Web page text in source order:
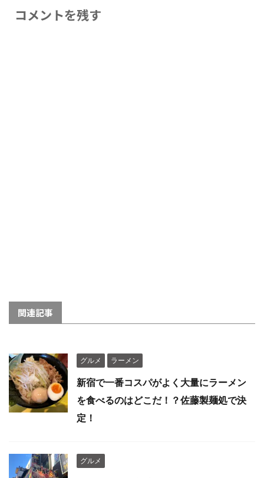
コメントを残す
関連記事
グルメ ラーメン
新宿で一番コスパがよく大量にラーメン
を食べるのはどこだ！？佐藤製麺処で決
定！
グルメ